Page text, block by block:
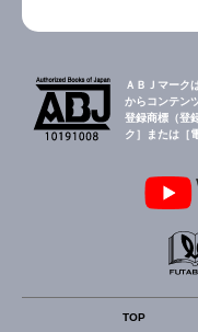
ＡＢＪマーク
からコンテン
登録商標（登
ク］または［
TOP